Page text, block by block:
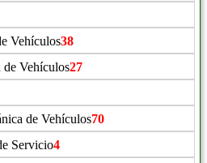
Vehículos38
Vehículos27
de Vehículos70
Servicio4